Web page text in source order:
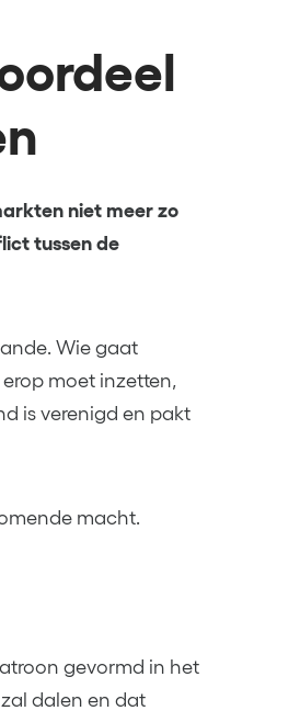
niet meer zo
tussen de
Wie gaat
moet inzetten,
is verenigd en pakt
macht.
gevormd in het
dalen en dat